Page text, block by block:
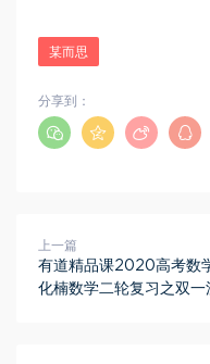
某而思
分享到：
上一篇
有道精品课2020高考数
化楠数学二轮复习之双一